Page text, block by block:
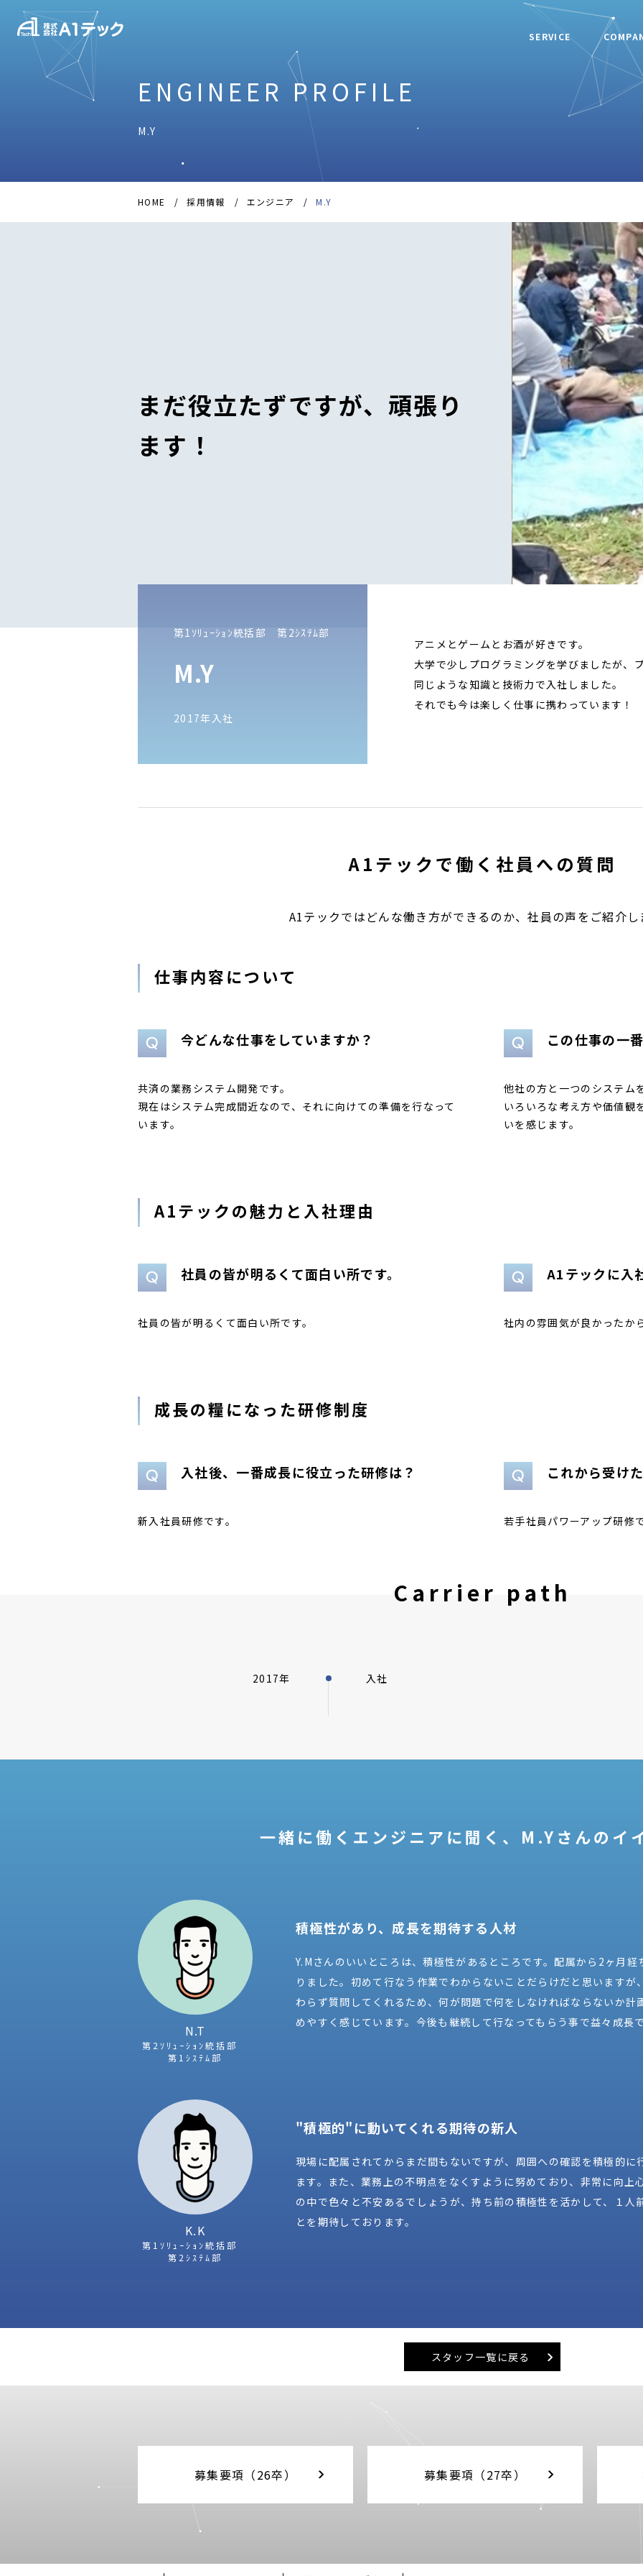
SERVICE
ENGINEER PROFILE
M.Y
HOME 採用情報 エンジニア M.Y
まだ役立たずですが、頑張り
ます！
第1ｿﾘｭｰｼｮﾝ統括部 第2ｼｽﾃﾑ部
M.Y
2017年入社
アニメとゲームとお酒が好きです。
大学で少しプログラミングを学びましたが、
同じような知識と技術力で入社しました。
それでも今は楽しく仕事に携わっています！
A1テックで働く社員への質問
A1テックではどんな働き方ができるのか、社員の声をご紹介し
仕事内容について
今どんな仕事をしていますか？
共済の業務システム開発です。
現在はシステム完成間近なので、それに向けての準備を行なって
います。
この仕事の一
他社の方と一つのシステム
いろいろな考え方や価値観
いを感じます。
A1テックの魅力と入社理由
社員の皆が明るくて面白い所です。
社員の皆が明るくて面白い所です。
A1テックに入
社内の雰囲気が良かったか
成長の糧になった研修制度
入社後、一番成長に役立った研修は？
新入社員研修です。
これから受け
若手社員パワーアップ研修
Carrier path
2017年 入社
一緒に働くエンジニアに聞く、M.Yさんのイ
N.T
第2ｿﾘｭｰｼｮﾝ統括部
第1ｼｽﾃﾑ部
積極性があり、成長を期待する人材
Y.Mさんのいいところは、積極性があるところです。配属から2ヶ月
りました。初めて行なう作業でわからないことだらけだと思います
わらず質問してくれるため、何が問題で何をしなければならないか
めやすく感じています。今後も継続して行なってもらう事で益々成長
K.K
第1ｿﾘｭｰｼｮﾝ統括部
第2ｼｽﾃﾑ部
"積極的"に動いてくれる期待の新人
現場に配属されてからまだ間もないですが、周囲への確認を積極的
ます。また、業務上の不明点をなくすように努めており、非常に向上
の中で色々と不安あるでしょうが、持ち前の積極性を活かして、１
とを期待しております。
スタッフ一覧に戻る
募集要項（26卒） 募集要項（27卒）